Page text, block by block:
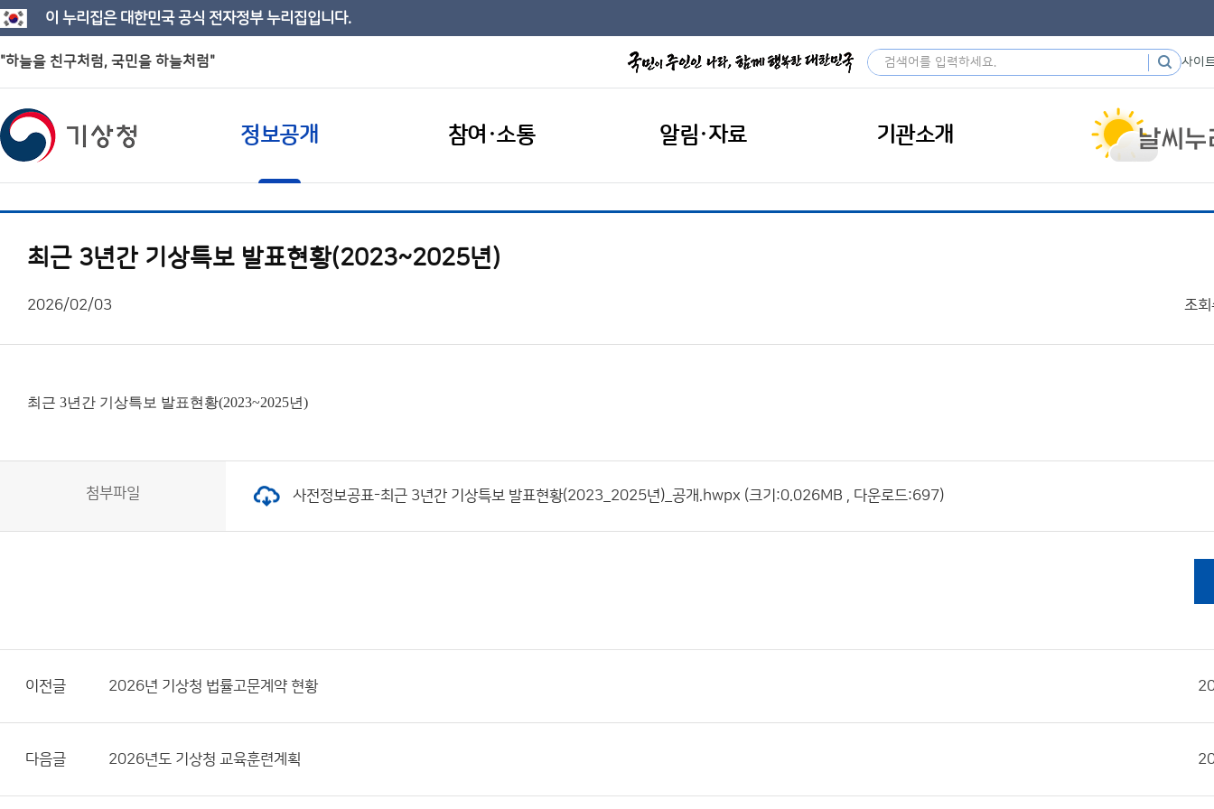
이 누리집은 대한민국 공식 전자정부 누리집입니다.
"하늘을 친구처럼, 국민을 하늘처럼" 사이
정보공개 참여·소통 알림·자료 기관소개
최근 3년간 기상특보 발표현황(2023~2025년)
2026/02/03 조회
최근 3년간 기상특보 발표현황(2023~2025년)
첨부파일 사전정보공표-최근 3년간 기상특보 발표현황(2023_2025년)_공개.hwpx (크기:0.026MB , 다운로드:697)
이전글 2026년 기상청 법률고문계약 현황
다음글 2026년도 기상청 교육훈련계획